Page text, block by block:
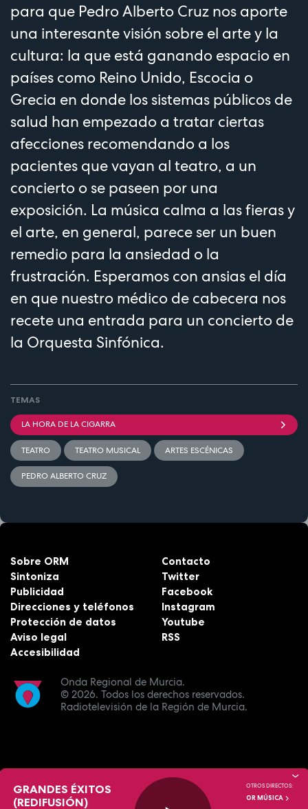
para que Pedro Alberto Cruz nos aporte
una interesante visión sobre el arte y la
cultura: la que está ganando espacio en
países como Reino Unido, Escocia o
Grecia en donde los sistemas públicos de
salud han empezado a tratar ciertas
afecciones recomendando a los
pacientes que vayan al teatro, a un
concierto o se paseen por una
exposición. La música calma a las fieras y
el arte, en general, parece ser un buen
remedio para la ansiedad o la
frustración. Esperamos con ansias el día
en que nuestro médico de cabecera nos
recete una entrada para un concierto de
la Orquesta Sinfónica.
TEMAS
LA HORA DE LA CIGARRA
TEATRO TEATRO MUSICAL ARTES ESCÉNICAS
PEDRO ALBERTO CRUZ
Onda Regional de Murcia.
© 2026. Todos los derechos reservados.
Radiotelevisión de la Región de Murcia.
Sobre ORM
Sintoniza
Publicidad
Direcciones y teléfonos
Protección de datos
Aviso legal
Accesibilidad
Contacto
Twitter
Facebook
Instagram
Youtube
RSS
GRANDES ÉXITOS
(REDIFUSIÓN)
OTROS DIRECTOS:
OR MÚSICA